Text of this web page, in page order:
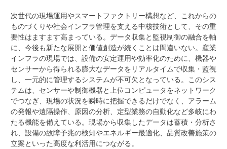
次世代の現場運用やスマートファクトリー構想など、これからの
ものづくりや社会インフラ管理を支える中核技術として、その重
要性はますます高まっている。データ収集と監視制御の融合を軸
に、今後も新たな展開と価値創造が続くことは間違いない。産業
インフラの現場では、設備の安定運用や効率化のために、機器や
センサーから得られる膨大なデータをリアルタイムで収集・監視
し、一元的に管理するシステムが不可欠となっている。このシス
テムは、センサーや制御機器と上位コンピュータをネットワーク
でつなぎ、現場の状況を瞬時に把握できるだけでなく、アラーム
の発報や遠隔操作、原因の分析、定型業務の自動化など多岐にわ
たる機能を備えている。現場から収集したデータは蓄積・分析さ
れ、設備の故障予兆の検知やエネルギー最適化、品質改善施策の
立案といった高度な利活用につながる。